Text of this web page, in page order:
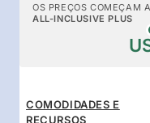
OS PREÇOS COMEÇAM A
ALL-INCLUSIVE PLUS
COMODIDADES E
RECURSOS